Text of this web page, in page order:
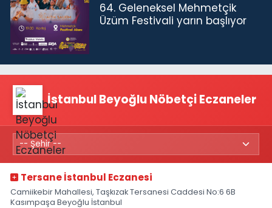
64. Geleneksel Mehmetçik
Üzüm Festivali yarın başlıyor
İstanbul Beyoğlu Nöbetçi Eczaneler
Tersane İstanbul Eczanesi
Camiikebir Mahallesi, Taşkızak Tersanesi Caddesi No:6 6B
Kasımpaşa Beyoğlu İstanbul